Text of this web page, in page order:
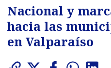
Nacional y
hacia las
en Valparaíso